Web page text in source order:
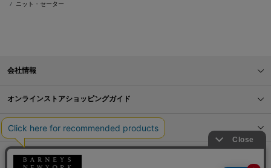
ニット・セーター
会社情報
オンラインストアショッピングガイド
店舗情報
サービス